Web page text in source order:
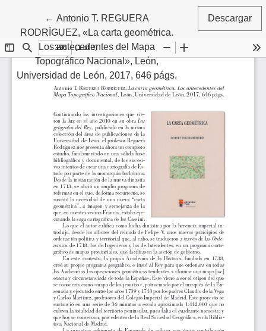
←Volver a los detalles del artículo
Antonio T. REGUERA
RODRÍGUEZ, «La carta geométrica.
Los antecedentes del Mapa
Topográfico Nacional», León,
Universidad de León, 2017, 646 págs.
Descargar